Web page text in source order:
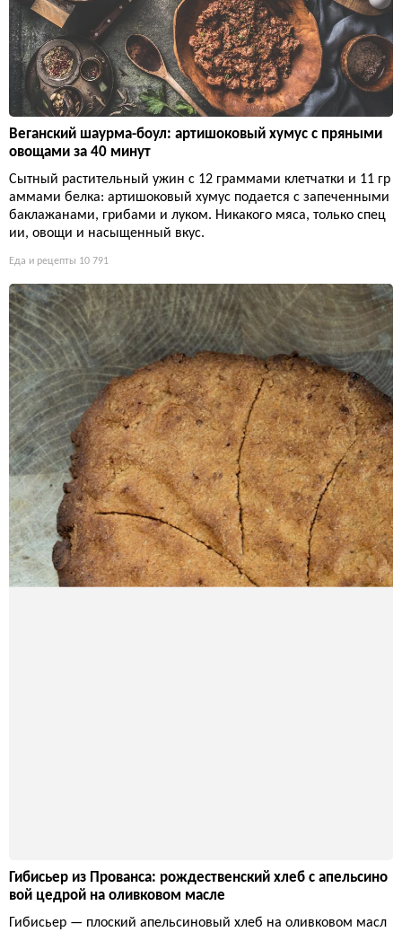
Веганский шаурма-боул: артишоковый хумус с пряными
овощами за 40 минут
Сытный растительный ужин с 12 граммами клетчатки и 11 гр
аммами белка: артишоковый хумус подается с запеченными
баклажанами, грибами и луком. Никакого мяса, только спец
ии, овощи и насыщенный вкус.
Еда и рецепты 10 791
Гибисьер из Прованса: рождественский хлеб с апельсино
вой цедрой на оливковом масле
Гибисьер — плоский апельсиновый хлеб на оливковом масл